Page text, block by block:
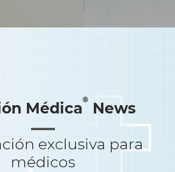
Médica® News
exclusiva para
médicos